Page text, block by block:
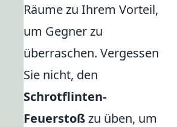
Räume zu Ihrem Vorteil,
um Gegner zu
überraschen. Vergessen
Sie nicht, den
Schrotflinten-
Feuerstoßzu üben, um